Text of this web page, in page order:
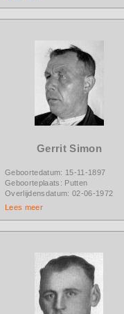
Gerrit Simon
Geboortedatum: 15-11-1897
Geboorteplaats: Putten
Overlijdensdatum: 02-06-1972
Lees meer